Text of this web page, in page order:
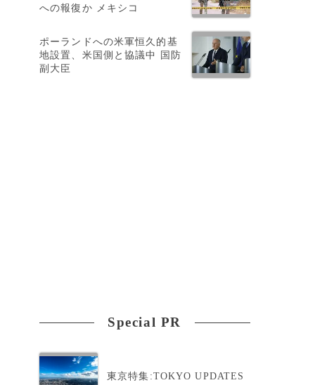
への報復か メキシコ
ポーランドへの米軍恒久的基
地設置、米国側と協議中 国防
副大臣
Special PR
東京特集:TOKYO UPDATES